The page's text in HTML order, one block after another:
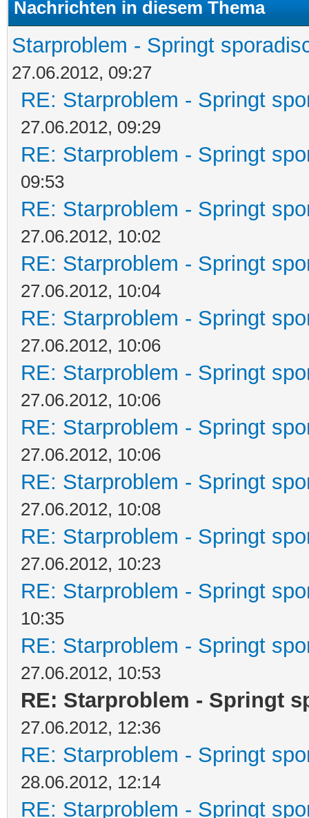
Nachrichten in diesem Thema
Starproblem - Springt
27.06.2012, 09:27
RE: Starproblem - Springt
27.06.2012, 09:29
RE: Starproblem - Springt
09:53
RE: Starproblem - Springt
27.06.2012, 10:02
RE: Starproblem - Springt
27.06.2012, 10:04
RE: Starproblem - Springt
27.06.2012, 10:06
RE: Starproblem - Springt
27.06.2012, 10:06
RE: Starproblem - Springt
27.06.2012, 10:06
RE: Starproblem - Springt
27.06.2012, 10:08
RE: Starproblem - Springt
27.06.2012, 10:23
RE: Starproblem - Springt
10:35
RE: Starproblem - Springt
27.06.2012, 10:53
RE: Starproblem - Springt
27.06.2012, 12:36
RE: Starproblem - Springt
28.06.2012, 12:14
RE: Starproblem - Springt